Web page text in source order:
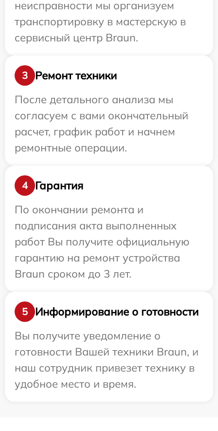
неисправности мы организуем
транспортировку в мастерскую в
сервисный центр Braun.
3
Ремонт техники
После детального анализа мы
согласуем с вами окончательный
расчет, график работ и начнем
ремонтные операции.
4
Гарантия
По окончании ремонта и
подписания акта выполненных
работ Вы получите официальную
гарантию на ремонт устройства
Braun сроком до 3 лет.
5
Информирование о готовности
Вы получите уведомление о
готовности Вашей техники Braun, и
наш сотрудник привезет технику в
удобное место и время.